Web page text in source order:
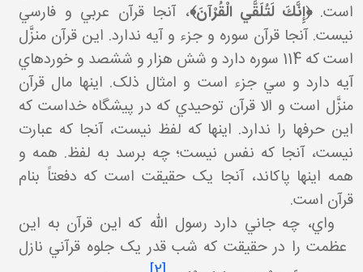
است.﴿إِنَّكَ لَتُلَقَّي الْقُرْآنَ﴾، آنجا قرآن عربي و فارسي
نيست. آنجا قرآن سوره و جزء و آيه ندارد. اين قرآن منزَّل
است که 114 سوره دارد و شش هزار و ششصد و خورده اي
آيه دارد و سي جزء است و امثال ذلک. اينها مال قرآن
منزَّل است و الا قرآن توحيدي که در پيشگاه خداست که
اين حرف ها را ندارد. اينها که لفظ نيست، آنجا که عبارت
نيست، آنجا که نفس نيست؛ چه برسد به لفظ. همه و
همه اينها پاک اند، آنجا يک حقيقت است که دفعتاً بنام
قرآن است.
واي، چه جاني دارد رسول الله که اين قرآن به اين
عظمت را در حقيقت که شب قدر يک جلوه قرآني نازل